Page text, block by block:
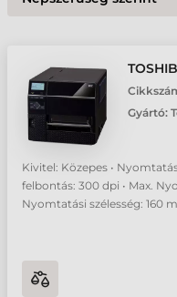
Gyártó:
Kivitel: Közepes •
felbontás: 300 dpi • Max.
Nyomtatási szélesség: 160